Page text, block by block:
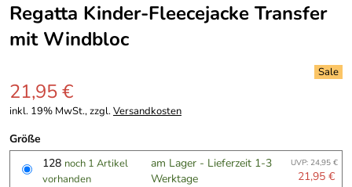
Regatta Kinder-Fleecejacke Transfer
mit Windbloc
21,95 €
inkl. 19% MwSt., zzgl.Versandkosten
Größe
128 noch 1 Artikel
vorhanden
am Lager - Lieferzeit 1-3
Werktage
UVP: 24,95 €
21,95 €